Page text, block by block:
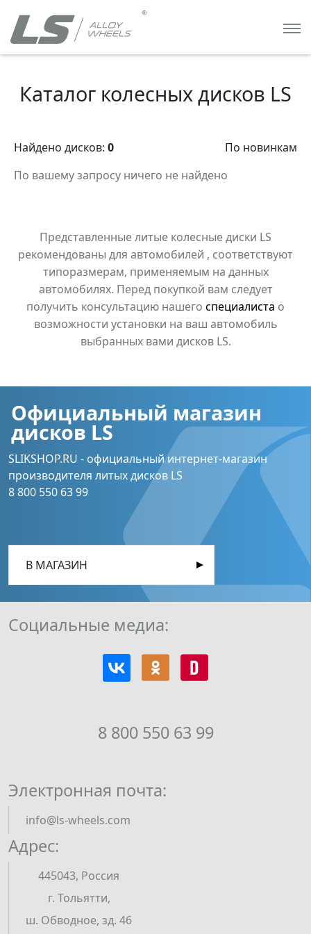
Каталог колесных дисков LS
Найдено дисков: 0
По новинкам
По вашему запросу ничего не найдено
Представленные литые колесные диски LS
рекомендованы для автомобилей , соответствуют
типоразмерам, применяемым на данных
автомобилях. Перед покупкой вам следует
получить консультацию нашего специалиста о
возможности установки на ваш автомобиль
выбранных вами дисков LS.
Официальный магазин
дисков LS
SLIKSHOP.RU - официальный интернет-магазин
производителя литых дисков LS
8 800 550 63 99
В МАГАЗИН
Адрес:
445043, Россия
г. Тольятти,
ш. Обводное, зд. 46
8 800 550 63 99
Электронная почта:
info@ls-wheels.com
Социальные медиа: